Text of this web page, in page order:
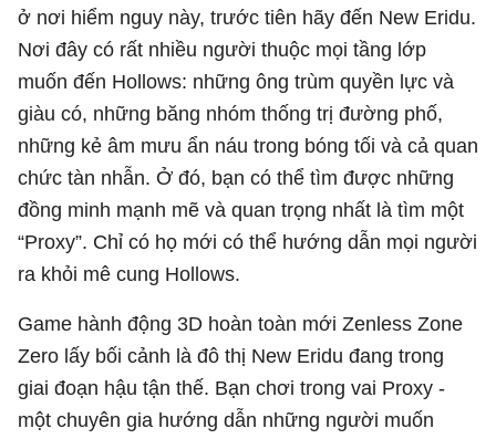
ở nơi hiểm nguy này, trước tiên hãy đến New Eridu.
Nơi đây có rất nhiều người thuộc mọi tầng lớp
muốn đến Hollows: những ông trùm quyền lực và
giàu có, những băng nhóm thống trị đường phố,
những kẻ âm mưu ẩn náu trong bóng tối và cả quan
chức tàn nhẫn. Ở đó, bạn có thể tìm được những
đồng minh mạnh mẽ và quan trọng nhất là tìm một
“Proxy”. Chỉ có họ mới có thể hướng dẫn mọi người
ra khỏi mê cung Hollows.
Game hành động 3D hoàn toàn mới Zenless Zone
Zero lấy bối cảnh là đô thị New Eridu đang trong
giai đoạn hậu tận thế. Bạn chơi trong vai Proxy -
một chuyên gia hướng dẫn những người muốn